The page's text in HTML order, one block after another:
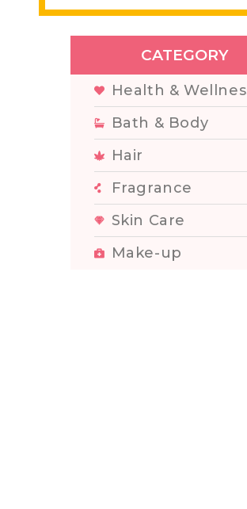
CATEGORY
Health &
Bath & Body
Hair
Fragrance
Skin Care
Make-up